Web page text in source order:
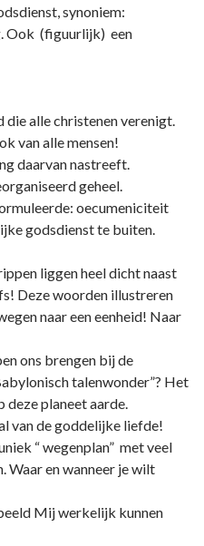
synoniem:
Ook (figuurlijk) een
die alle christenen verenigt.
van alle mensen!
daarvan nastreeft.
geheel.
oecumeniciteit
godsdienst te buiten.
liggen heel dicht naast
Deze woorden illustreren
naar een eenheid! Naar
o­ns brengen bij de
talenwonder”? Het
deze planeet aarde.
van de goddelijke liefde!
“ wegenplan” met veel
Waar en wanneer je wilt
Mij werkelijk kunnen